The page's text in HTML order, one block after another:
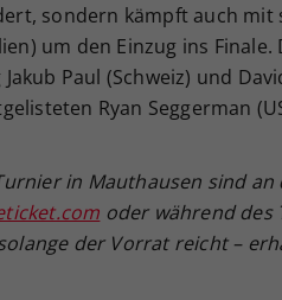
sondern kämpft auch mit
um den Einzug ins Finale.
Paul (Schweiz) und
Ryan Seggerman
in Mauthausen sind
oder während
der Vorrat reicht –